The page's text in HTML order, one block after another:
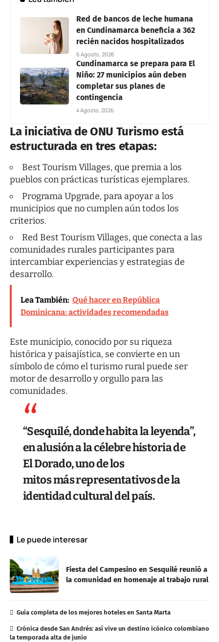
Red de bancos de leche humana
en Cundinamarca beneficia a 362
recién nacidos hospitalizados
6 Agosto, 2026
Cundinamarca se prepara para El
Niño: 27 municipios aún deben
completar sus planes de
contingencia
4 Agosto, 2026
La iniciativa de ONU Turismo está
estructurada en tres etapas:
Best Tourism Villages, que premia a los
pueblos con prácticas turísticas ejemplares.
Programa Upgrade, para apoyar a los
municipios que no cumplen aún todos los
criterios.
Red Best Tourism Villages, que conecta a las
comunidades rurales participantes para
intercambiar experiencias y estrategias de
desarrollo.
Lea También: Qué hacer en República
Dominicana: actividades recomendadas
Este municipio, conocido por su riqueza
histórica y paisajística, se convierte en un
símbolo de cómo el turismo rural puede ser
motor de desarrollo y orgullo para las
comunidades.
“Sesquilé, donde habita la leyenda”,
en alusión a la célebre historia de
El Dorado, uno de los
mitos más representativos de la
identidad cultural del país.
Le puede interesar
Fiesta del Campesino en Sesquilé reunió a
la comunidad en homenaje al trabajo rural
Guía completa de los mejores hoteles en Santa Marta
Crónica desde San Andrés: así vive un destino icónico colombiano
la temporada alta de junio